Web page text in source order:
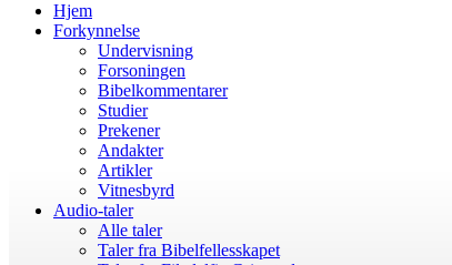
Hjem
Forkynnelse
Undervisning
Forsoningen
Bibelkommentarer
Studier
Prekener
Andakter
Artikler
Vitnesbyrd
Audio-taler
Alle taler
Taler fra Bibelfellesskapet